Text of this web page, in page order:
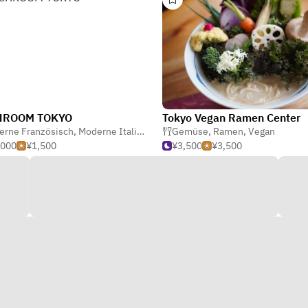
TOKYO
Französisch, Moderne Italienisch ,Vegan
¥1,500
Tokyo Vegan Ramen Center
Gemüse, Ramen, Vegan
¥3,500
¥3,500